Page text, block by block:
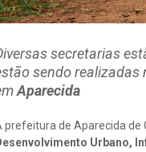
secretarias
sendo realizadas
Aparecida
prefeitura de Aparecida de
Urbano,